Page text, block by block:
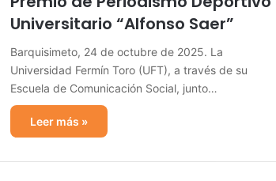
Universitario “Alfonso Saer”
Barquisimeto, 24 de octubre de 2025. La
Universidad Fermín Toro (UFT), a través de su
Escuela de Comunicación Social, junto…
Leer más »